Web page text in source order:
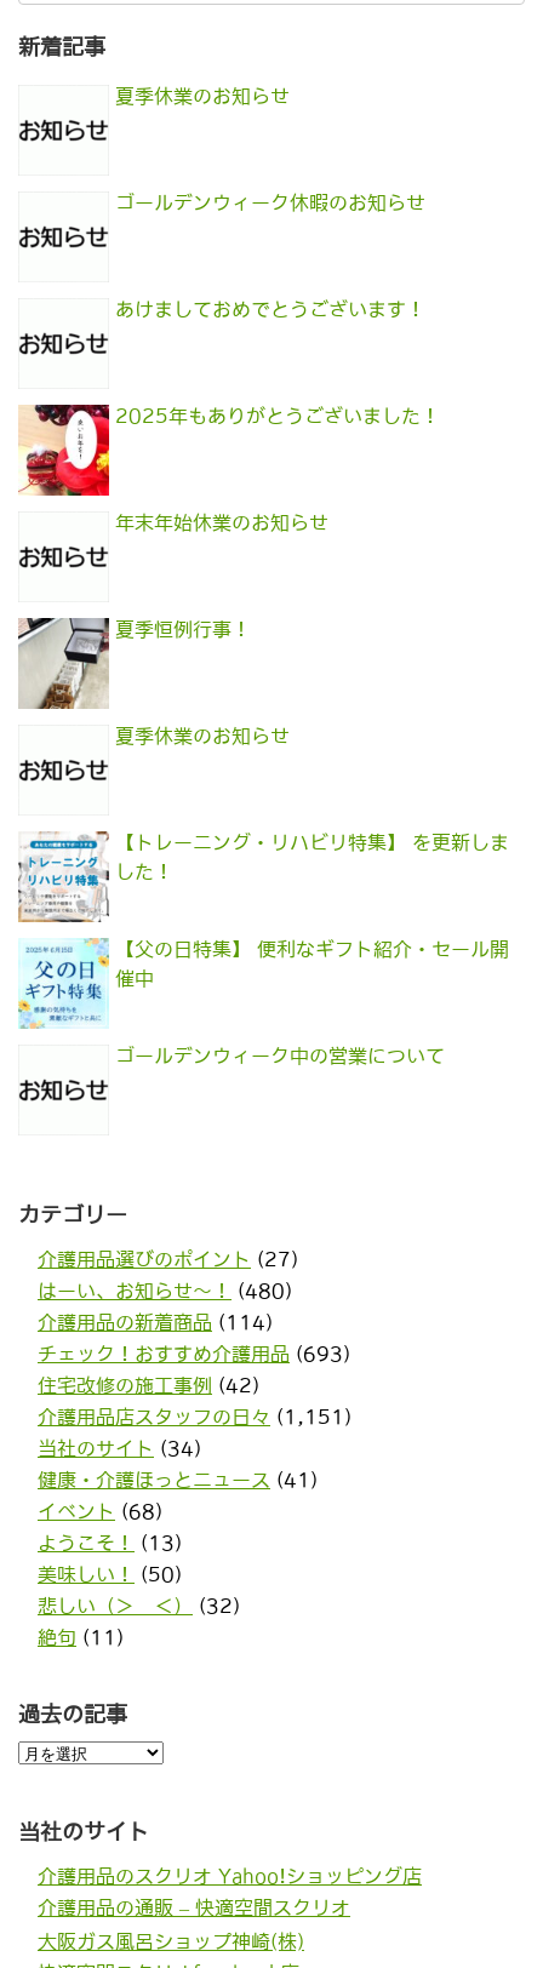
新着記事
夏季休業のお知らせ
ゴールデンウィーク休暇のお知らせ
あけましておめでとうございます！
2025年もありがとうございました！
年末年始休業のお知らせ
夏季恒例行事！
夏季休業のお知らせ
【トレーニング・リハビリ特集】 を更新しま
した！
【父の日特集】 便利なギフト紹介・セール開
催中
ゴールデンウィーク中の営業について
カテゴリー
介護用品選びのポイント (27)
はーい、お知らせ〜！
(480)
介護用品の新着商品 (114)
チェック！おすすめ介護用品 (693)
住宅改修の施工事例
(42)
介護用品店スタッフの日々 (1,151)
当社のサイト (34)
健康・介護ほっとニュース (41)
イベント (68)
ようこそ！
(13)
美味しい！
(50)
悲しい（＞＿＜）
(32)
絶句 (11)
過去の記事
過
去
事
当社のサイト
介護用品のスクリオ Yahoo!ショッピング店
介護用品の通販 – 快適空間スクリオ
大阪ガス風呂ショップ神崎(株)